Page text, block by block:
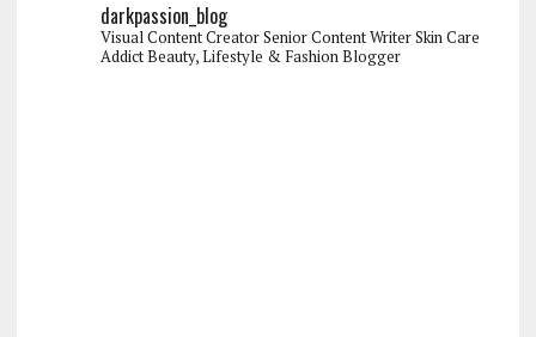
darkpassion_blog
Visual Content CreatorSenior Content WriterSkin Care
AddictBeauty, Lifestyle & Fashion Blogger